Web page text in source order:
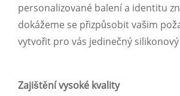
personalizované balení a identitu
dokážeme se přizpůsobit vašim
vytvořit pro vás jedinečný
Zajištění vysoké kvality